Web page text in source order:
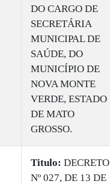
DO CARGO DE
SECRETÁRIA
MUNICIPAL DE
SAÚDE, DO
MUNICÍPIO DE
NOVA MONTE
VERDE, ESTADO
DE MATO
GROSSO.
Titulo: DECRETO
Nº 027, DE 13 DE